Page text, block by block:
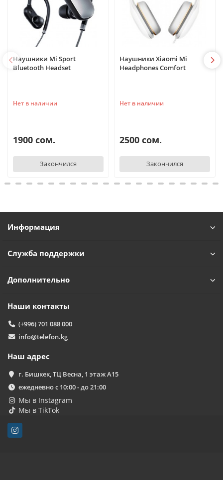
Наушники Mi Sport
Bluetooth Headset
Нет в наличии
1900 сом.
Закончился
Наушники Xiaomi Mi
Headphones Comfort
Нет в наличии
2500 сом.
Закончился
Информация
Служба поддержки
Дополнительно
Наши контакты
(+996) 701 088 000
info@telefon.kg
Наш адрес
г. Бишкек, ТЦ Весна, 1 этаж А15
ежедневно с 10:00 - до 21:00
Мы в Instagram
Мы в TikTok